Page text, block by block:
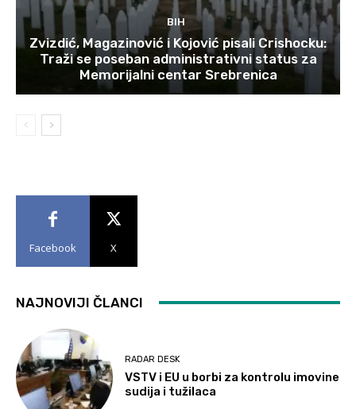
BIH
Zvizdić, Magazinović i Kojović pisali Crishocku:
Traži se poseban administrativni status za
Memorijalni centar Srebrenica
Facebook X
NAJNOVIJI ČLANCI
RADAR DESK
VSTV i EU u borbi za kontrolu imovine
sudija i tužilaca